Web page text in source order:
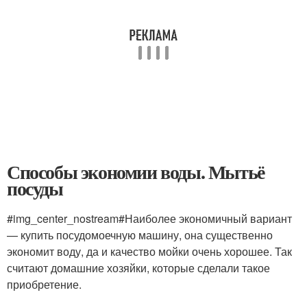
Способы экономии воды. Мытьё
посуды
#img_center_nostream#Наиболее экономичный вариант
— купить посудомоечную машину, она существенно
экономит воду, да и качество мойки очень хорошее. Так
считают домашние хозяйки, которые сделали такое
приобретение.